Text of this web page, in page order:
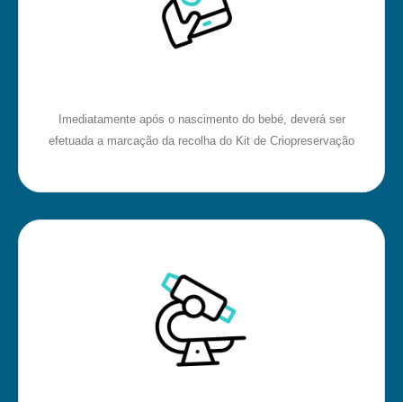
Imediatamente após o nascimento do bebé, deverá ser
efetuada a marcação da recolha do Kit de Criopreservação